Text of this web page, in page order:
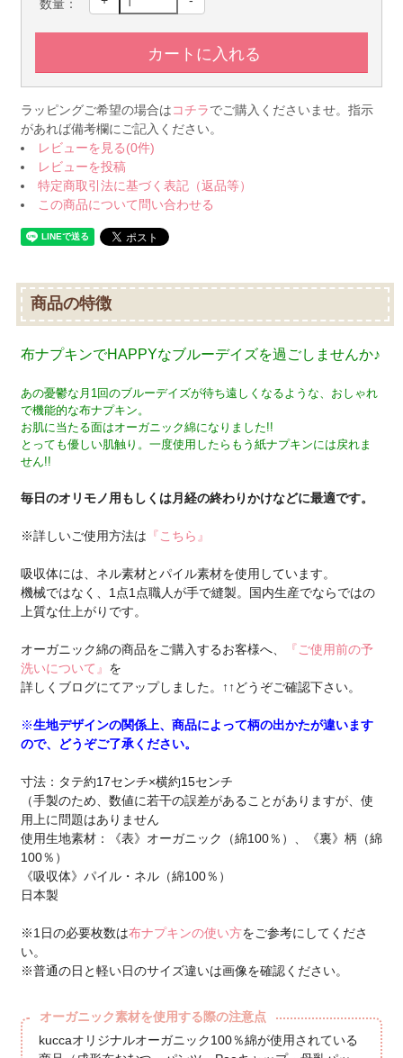
数量：
ラッピングご希望の場合はコチラでご購入くださいませ。指示
があれば備考欄にご記入ください。
レビューを見る(0件)
レビューを投稿
特定商取引法に基づく表記（返品等）
この商品について問い合わせる
商品の特徴
布ナプキンでHAPPYなブルーデイズを過ごしませんか♪
あの憂鬱な月1回のブルーデイズが待ち遠しくなるような、おしゃれ
で機能的な布ナプキン。
お肌に当たる面はオーガニック綿になりました!!
とっても優しい肌触り。一度使用したらもう紙ナプキンには戻れま
せん!!
毎日のオリモノ用もしくは月経の終わりかけなどに最適です。
※詳しいご使用方法は 『こちら』
吸収体には、ネル素材とパイル素材を使用しています。
機械ではなく、1点1点職人が手で縫製。国内生産でならではの
上質な仕上がりです。
オーガニック綿の商品をご購入するお客様へ、
『ご使用前の予
洗いについて』 を
詳しくブログにてアップしました。↑↑どうぞご確認下さい。
※生地デザインの関係上、商品によって柄の出かたが違います
ので、どうぞご了承ください。
寸法：タテ約17センチ×横約15センチ
（手製のため、数値に若干の誤差があることがありますが、使
用上に問題はありません
使用生地素材：《表》オーガニック（綿100％）、《裏》柄（綿
100％）
《吸収体》パイル・ネル（綿100％）
日本製
※1日の必要枚数は布ナプキンの使い方をご参考にしてくださ
い。
※普通の日と軽い日のサイズ違いは画像を確認ください。
オーガニック素材を使用する際の注意点
kuccaオリジナルオーガニック100％綿が使用されている